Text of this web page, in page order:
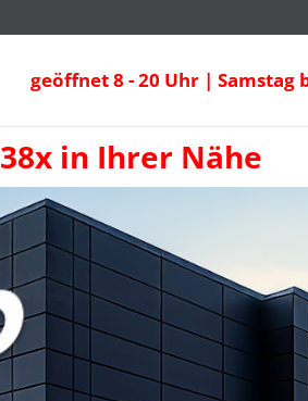
geöffnet 8 - 20 Uhr | Samstag
38x in Ihrer Nähe